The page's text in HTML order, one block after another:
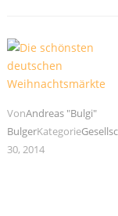
VonAndreas "Bulgi"
BulgerKategorie
30, 2014